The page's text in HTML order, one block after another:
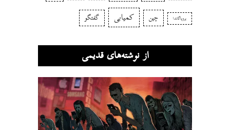
پروپاگاندا چین کمیابی گفتگو
از نوشته‌های قدیمی